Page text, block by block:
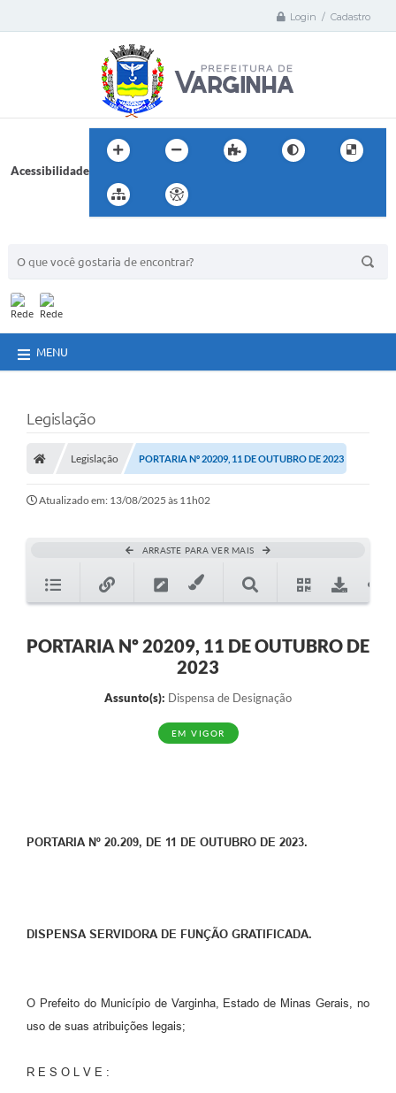
Login / Cadastro
Acessibilidade
MENU
Legislação
Legislação PORTARIA Nº 20209, 11 DE OUTUBRO DE 2023
Atualizado em: 13/08/2025 às 11h02
ARRASTE PARA VER MAIS
PORTARIA Nº 20209, 11 DE OUTUBRO DE
2023
Assunto(s): Dispensa de Designação
EM VIGOR
PORTARIA Nº 20.209, DE 11 DE OUTUBRO DE 2023.
DISPENSA SERVIDORA DE FUNÇÃO GRATIFICADA.
O Prefeito do Município de Varginha, Estado de Minas Gerais, no
uso de suas atribuições legais;
R E S O L V E :